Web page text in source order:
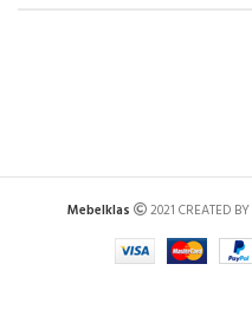
Mebelklas 2021 CREATED BY